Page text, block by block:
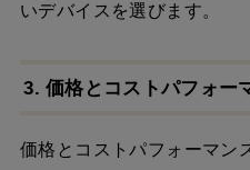
いデバイスを選びます。
3. 価格とコストパフォー
価格とコストパフォーマン